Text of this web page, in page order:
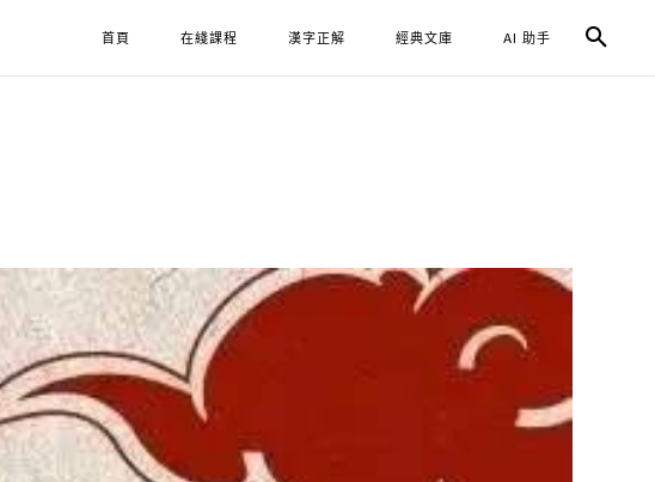
首頁 在綫課程 漢字正解 經典文庫 AI 助手